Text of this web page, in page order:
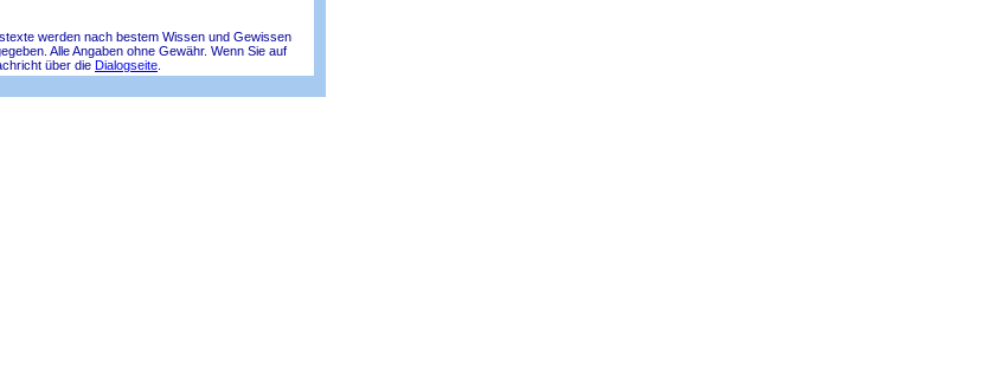
werden nach bestem Wissen und Gewissen
Alle Angaben ohne Gewähr. Wenn Sie auf
über die Dialogseite